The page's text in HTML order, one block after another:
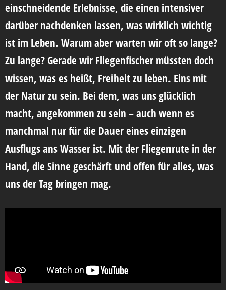
einschneidende Erlebnisse, die einen intensiver
darüber nachdenken lassen, was wirklich wichtig
ist im Leben. Warum aber warten wir oft so lange?
Zu lange? Gerade wir Fliegenfischer müssten doch
wissen, was es heißt, Freiheit zu leben. Eins mit
der Natur zu sein. Bei dem, was uns glücklich
macht, angekommen zu sein – auch wenn es
manchmal nur für die Dauer eines einzigen
Ausflugs ans Wasser ist. Mit der Fliegenrute in der
Hand, die Sinne geschärft und offen für alles, was
uns der Tag bringen mag.